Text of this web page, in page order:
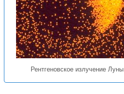
Рентгеновское излучение Луны